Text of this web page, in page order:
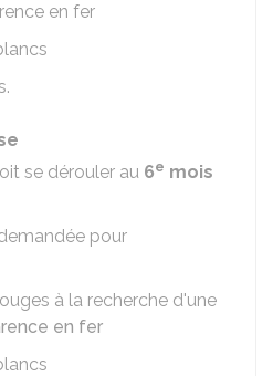
en fer
se dérouler au 6e mois
pour
à la recherche d'une
en fer